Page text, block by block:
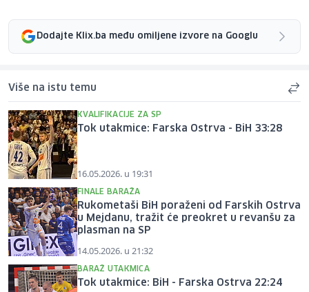
Dodajte Klix.ba među omiljene izvore na Googlu
Više na istu temu
KVALIFIKACIJE ZA SP
Tok utakmice: Farska Ostrva - BiH 33:28
16.05.2026. u 19:31
FINALE BARAŽA
Rukometaši BiH poraženi od Farskih Ostrva
u Mejdanu, tražit će preokret u revanšu za
plasman na SP
14.05.2026. u 21:32
BARAŽ UTAKMICA
Tok utakmice: BiH - Farska Ostrva 22:24